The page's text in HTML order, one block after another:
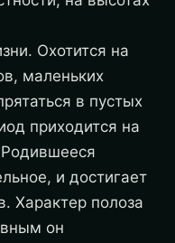
Охотится на
маленьких
в пустых
приходится на
Родившееся
и достигает
Характер полоза
он